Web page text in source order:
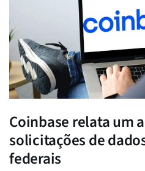
Coinbase relata um
solicitações de
federais